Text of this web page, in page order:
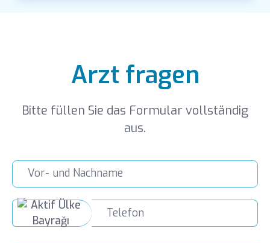
Arzt fragen
Bitte füllen Sie das Formular vollständig
aus.